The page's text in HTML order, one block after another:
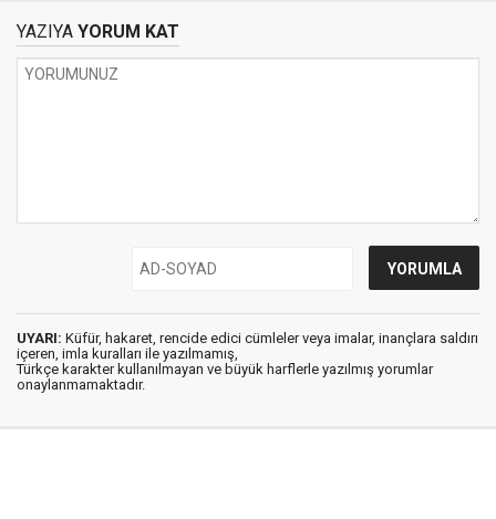
SEÇKİLERİ!
YAZIYA YORUM KAT
UYARI: Küfür, hakaret, rencide edici cümleler veya imalar, inançlara saldırı
içeren, imla kuralları ile yazılmamış,
Türkçe karakter kullanılmayan ve büyük harflerle yazılmış yorumlar
onaylanmamaktadır.